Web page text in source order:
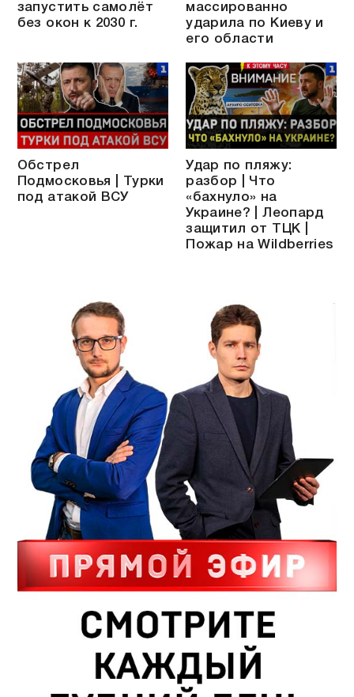
запустить самолёт
без окон к 2030 г.
массированно
ударила по Киеву и
его области
Обстрел
Подмосковья | Турки
под атакой ВСУ
Удар по пляжу:
разбор | Что
«бахнуло» на
Украине? | Леопард
защитил от ТЦК |
Пожар на Wildberries